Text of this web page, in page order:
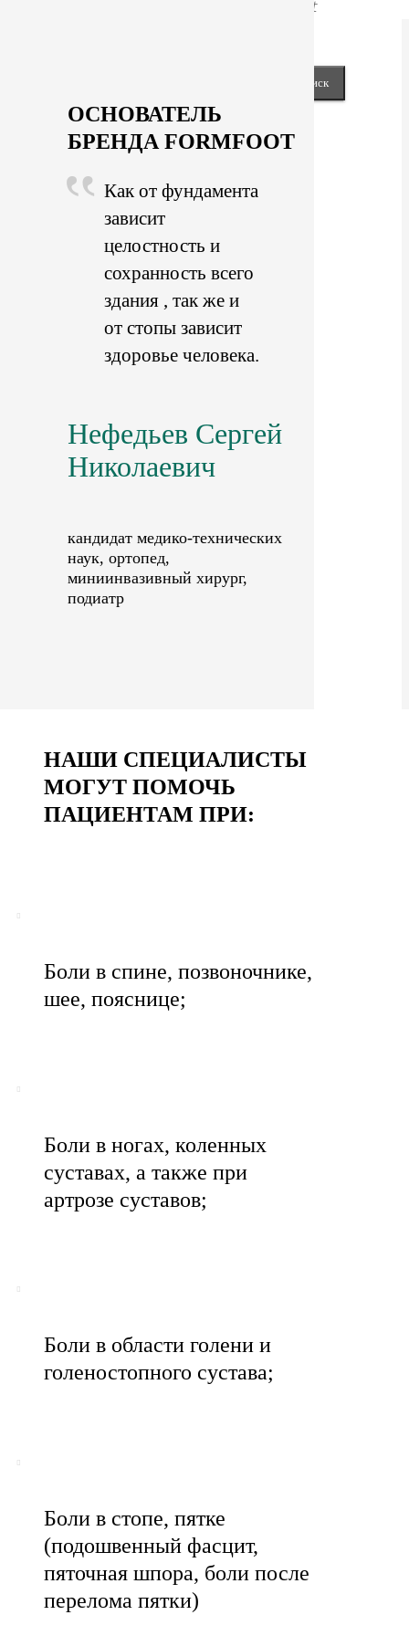
keyboard_arrow_right
ОСНОВАТЕЛЬ
БРЕНДА FORMFOOT
Как от фундамента
зависит
целостность и
сохранность всего
здания , так же и
от стопы зависит
здоровье человека.
Нефедьев Сергей
Николаевич
кандидат медико-технических
наук, ортопед,
миниинвазивный хирург,
подиатр
НАШИ СПЕЦИАЛИСТЫ
МОГУТ ПОМОЧЬ
ПАЦИЕНТАМ ПРИ:
Боли в спине, позвоночнике,
шее, пояснице;
Боли в ногах, коленных
суставах, а также при
артрозе суставов;
Боли в области голени и
голеностопного сустава;
Боли в стопе, пятке
(подошвенный фасцит,
пяточная шпора, боли после
перелома пятки)